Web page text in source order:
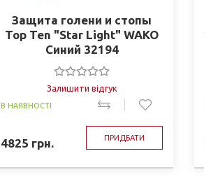
Защита голени и стопы
Top Ten "Star Light" WAKO
Синий 32194
Залишити відгук
В НАЯВНОСТІ
4825 грн. ПРИДБАТИ